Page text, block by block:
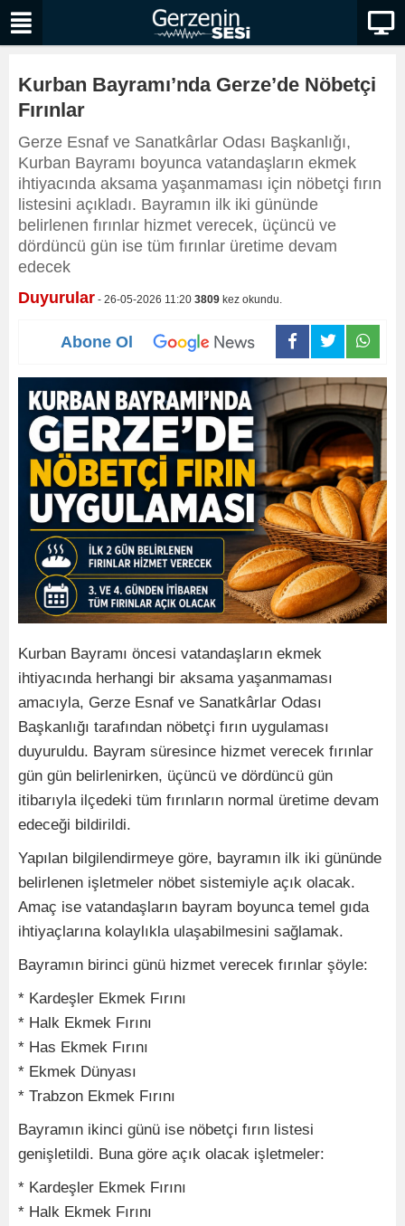
Kurban Bayramı’nda Gerze’de Nöbetçi
Fırınlar
Gerze Esnaf ve Sanatkârlar Odası Başkanlığı,
Kurban Bayramı boyunca vatandaşların ekmek
ihtiyacında aksama yaşanmaması için nöbetçi fırın
listesini açıkladı. Bayramın ilk iki gününde
belirlenen fırınlar hizmet verecek, üçüncü ve
dördüncü gün ise tüm fırınlar üretime devam
edecek
Duyurular - 26-05-2026 11:20 3809 kez okundu.
Abone Ol
Kurban Bayramı öncesi vatandaşların ekmek
ihtiyacında herhangi bir aksama yaşanmaması
amacıyla, Gerze Esnaf ve Sanatkârlar Odası
Başkanlığı tarafından nöbetçi fırın uygulaması
duyuruldu. Bayram süresince hizmet verecek fırınlar
gün gün belirlenirken, üçüncü ve dördüncü gün
itibarıyla ilçedeki tüm fırınların normal üretime devam
edeceği bildirildi.
Yapılan bilgilendirmeye göre, bayramın ilk iki gününde
belirlenen işletmeler nöbet sistemiyle açık olacak.
Amaç ise vatandaşların bayram boyunca temel gıda
ihtiyaçlarına kolaylıkla ulaşabilmesini sağlamak.
Bayramın birinci günü hizmet verecek fırınlar şöyle:
* Kardeşler Ekmek Fırını
* Halk Ekmek Fırını
* Has Ekmek Fırını
* Ekmek Dünyası
* Trabzon Ekmek Fırını
Bayramın ikinci günü ise nöbetçi fırın listesi
genişletildi. Buna göre açık olacak işletmeler:
* Kardeşler Ekmek Fırını
* Halk Ekmek Fırını